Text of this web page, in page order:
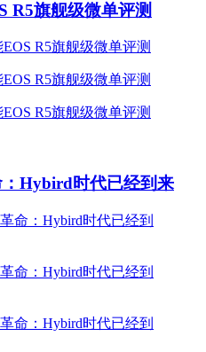
R5旗舰级微单评测
Hybird时代已经到来